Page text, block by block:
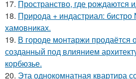
17. Пространство, где рождаются
18. Природа + индастриал: бистро
хамовниках.
19. В городе монтаржи продаётся
созданный под влиянием
корбюзье.
20. Эта однокомнатная квартира